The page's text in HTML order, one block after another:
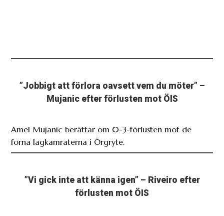
”Jobbigt att förlora oavsett vem du möter” –
Mujanic efter förlusten mot ÖIS
Amel Mujanic berättar om 0-3-förlusten mot de
forna lagkamraterna i Örgryte.
”Vi gick inte att känna igen” – Riveiro efter
förlusten mot ÖIS